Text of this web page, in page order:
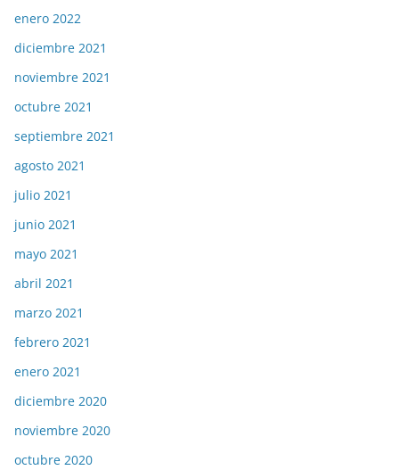
enero 2022
diciembre 2021
noviembre 2021
octubre 2021
septiembre 2021
agosto 2021
julio 2021
junio 2021
mayo 2021
abril 2021
marzo 2021
febrero 2021
enero 2021
diciembre 2020
noviembre 2020
octubre 2020